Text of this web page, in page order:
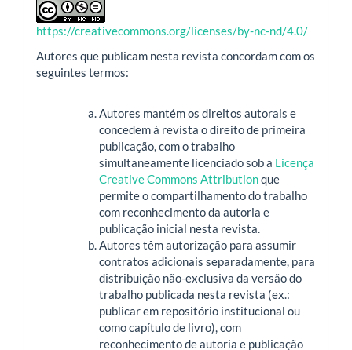
https://creativecommons.org/licenses/by-nc-nd/4.0/
Autores que publicam nesta revista concordam com os
seguintes termos:
Autores mantém os direitos autorais e
concedem à revista o direito de primeira
publicação, com o trabalho
simultaneamente licenciado sob a Licença
Creative Commons Attributionque
permite o compartilhamento do trabalho
com reconhecimento da autoria e
publicação inicial nesta revista.
Autores têm autorização para assumir
contratos adicionais separadamente, para
distribuição não-exclusiva da versão do
trabalho publicada nesta revista (ex.:
publicar em repositório institucional ou
como capítulo de livro), com
reconhecimento de autoria e publicação